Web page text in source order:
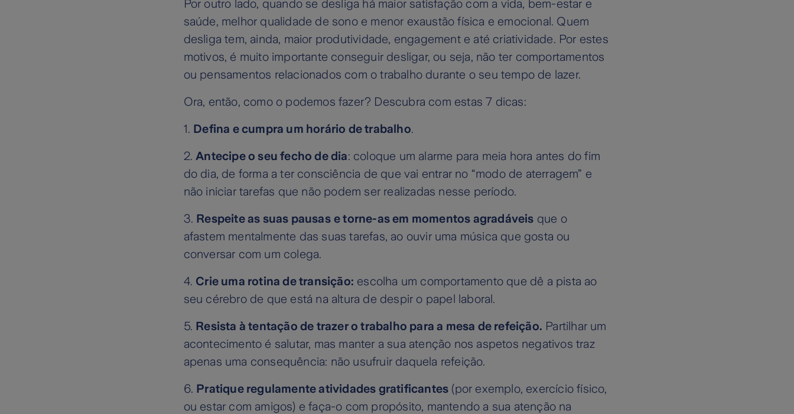
Por outro lado, quando se desliga há maior satisfação com a vida, bem-estar e
saúde, melhor qualidade de sono e menor exaustão física e emocional. Quem
desliga tem, ainda, maior produtividade, engagement e até criatividade. Por estes
motivos, é muito importante conseguir desligar, ou seja, não ter comportamentos
ou pensamentos relacionados com o trabalho durante o seu tempo de lazer.
Ora, então, como o podemos fazer? Descubra com estas 7 dicas:
1. Defina e cumpra um horário de trabalho.
2.Antecipe o seu fecho de dia: coloque um alarme para meia hora antes do fim
do dia, de forma a ter consciência de que vai entrar no “modo de aterragem” e
não iniciar tarefas que não podem ser realizadas nesse período.
3. Respeite as suas pausas e torne-as em momentos agradáveis que o
afastem mentalmente das suas tarefas, ao ouvir uma música que gosta ou
conversar com um colega.
4. Crie uma rotina de transição: escolha um comportamento que dê a pista ao
seu cérebro de que está na altura de despir o papel laboral.
5. Resista à tentação de trazer o trabalho para a mesa de refeição. Partilhar um
acontecimento é salutar, mas manter a sua atenção nos aspetos negativos traz
apenas uma consequência: não usufruir daquela refeição.
6. Pratique regulamente atividades gratificantes (por exemplo, exercício físico,
ou estar com amigos) e faça-o com propósito, mantendo a sua atenção na